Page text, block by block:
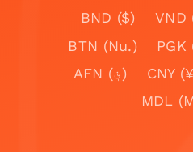
BND ($)
VND
BTN (Nu.)
PGK
AFN (؋)
CNY
MDL